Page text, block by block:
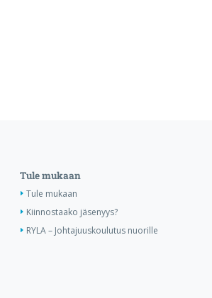
Tule mukaan
Tule mukaan
Kiinnostaako jäsenyys?
RYLA – Johtajuuskoulutus nuorille